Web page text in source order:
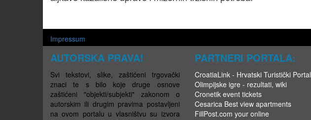
Impressum
AUTORSKA PRAVA!
Svi tekstovi, slike, zaštićeni trgovački
znaci te s bilo koje druge osnove
zaštićeni "objekti/subjekti" zakonom o
autorskim ili drugim pravima postavljeni
na ovom portalu u vlasništvu su izvora
PARTNERI PORTALA:
CroatiaLink - Hrvatski Turistički Portal
Olimpijske igre - rezultati, wiki
Cronetik event tickets
Cesarica Best view apartments
FillPost.com your online